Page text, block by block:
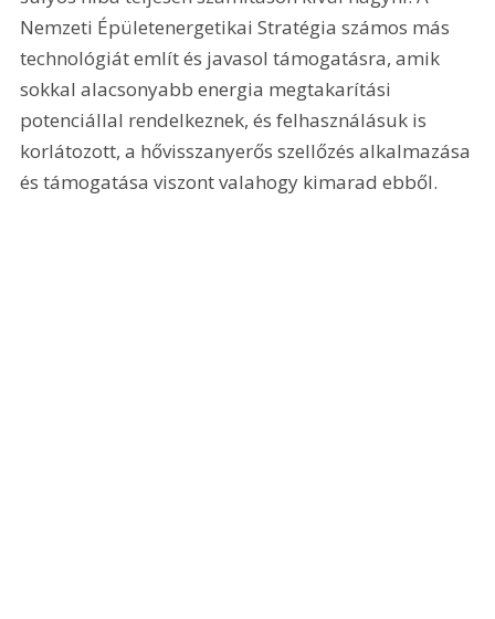
Nemzeti Épületenergetikai Stratégia számos más
technológiát említ és javasol támogatásra, amik
sokkal alacsonyabb energia megtakarítási
potenciállal rendelkeznek, és felhasználásuk is
korlátozott, a hővisszanyerős szellőzés alkalmazása
és támogatása viszont valahogy kimarad ebből.